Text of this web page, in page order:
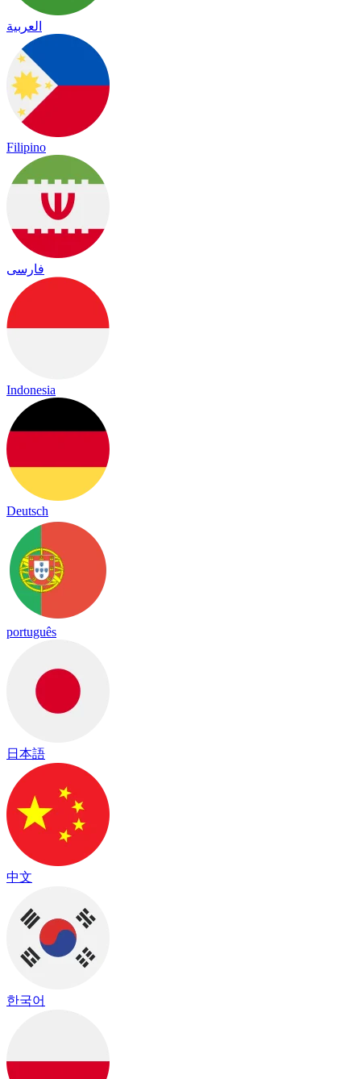
العربية
Filipino
فارسی
Indonesia
Deutsch
português
日本語
中文
한국어